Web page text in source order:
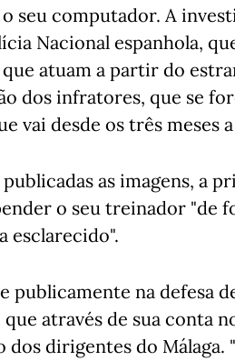
seu computador. A
Nacional espanhola,
atuam a partir do
dos infratores, que se
vai desde os três meses
as imagens, a
o seu treinador "de
esclarecido".
publicamente na defesa
através de sua conta
dirigentes do Málaga.